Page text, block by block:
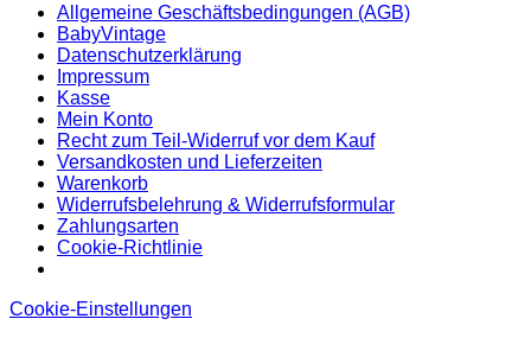
Allgemeine Geschäftsbedingungen (AGB)
BabyVintage
Datenschutzerklärung
Impressum
Kasse
Mein Konto
Recht zum Teil-Widerruf vor dem Kauf
Versandkosten und Lieferzeiten
Warenkorb
Widerrufsbelehrung & Widerrufsformular
Zahlungsarten
Cookie-Richtlinie
Cookie-Einstellungen